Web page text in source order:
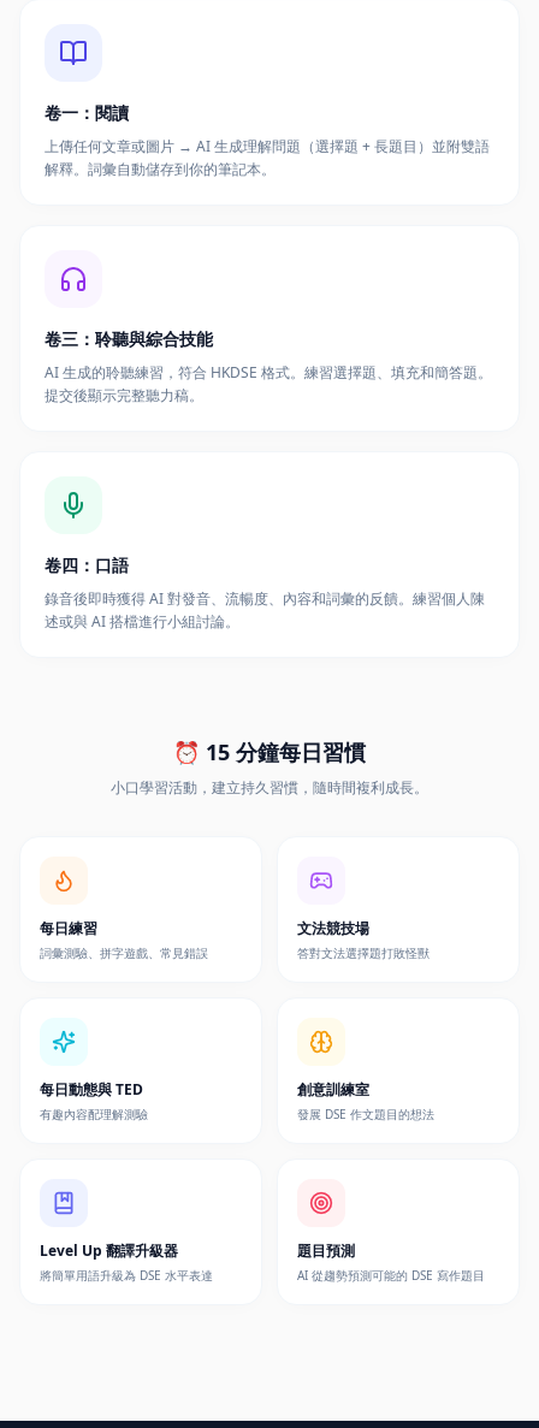
卷一：閱讀
上傳任何文章或圖片 → AI 生成理解問題（選擇題 + 長題目）並附雙語
解釋。詞彙自動儲存到你的筆記本。
卷三：聆聽與綜合技能
AI 生成的聆聽練習，符合 HKDSE 格式。練習選擇題、填充和簡答題。
提交後顯示完整聽力稿。
卷四：口語
錄音後即時獲得 AI 對發音、流暢度、內容和詞彙的反饋。練習個人陳
述或與 AI 搭檔進行小組討論。
⏰ 15 分鐘每日習慣
小口學習活動，建立持久習慣，隨時間複利成長。
每日練習
詞彙測驗、拼字遊戲、常見錯誤
文法競技場
答對文法選擇題打敗怪獸
每日動態與 TED
有趣內容配理解測驗
創意訓練室
發展 DSE 作文題目的想法
Level Up 翻譯升級器
將簡單用語升級為 DSE 水平表達
題目預測
AI 從趨勢預測可能的 DSE 寫作題目